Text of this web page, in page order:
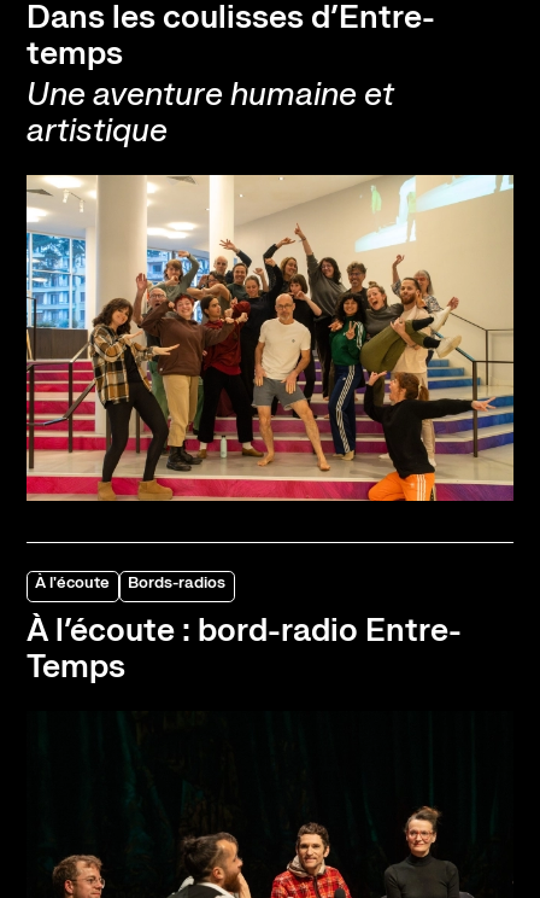
Dans les coulisses d’Entre-
temps
Une aventure humaine et
artistique
À l'écoute Bords-radios
À l’écoute : bord-radio Entre-
Temps